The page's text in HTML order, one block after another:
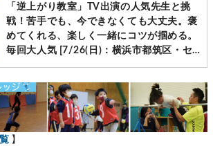
「逆上がり教室」TV出演の人気先生と挑
戦！苦手でも、今できなくても大丈夫。褒
めてくれる、楽しく一緒にコツが掴める。
毎回大人気 [7/26(日)：横浜市都筑区・セ
ンター南]
】